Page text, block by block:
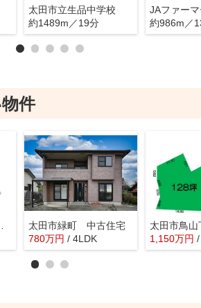
太田市立生品中学校
約1489m／19分
約986m／
件
太田市緑町 中古住宅
780万円 / 4LDK 1,150万円